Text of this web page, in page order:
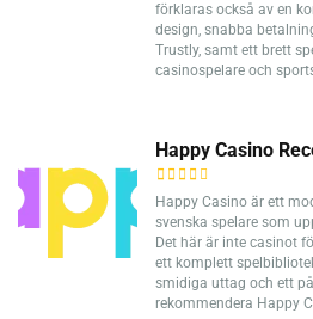
förklaras också av en
design, snabba
Trustly, samt ett brett
casinospelare och
Happy Casino
Happy Casino är ett
svenska spelare som
Det här är inte casinot
ett komplett
smidiga uttag och ett
rekommendera Happy